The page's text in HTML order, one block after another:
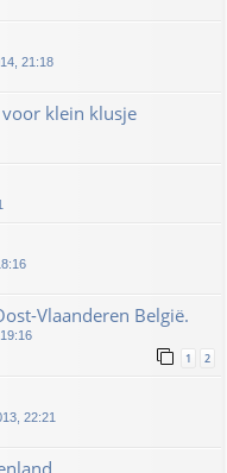
21:18
klein klusje
Vlaanderen België.
1 2
22:21